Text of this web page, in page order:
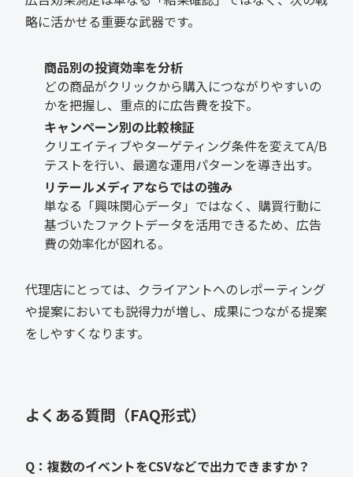
略に活かせる重要な武器です。
商品別の投資効率を分析
どの商品がクリックから購入につながりやすいの
かを把握し、重点的に広告費を投下。
キャンペーン別の比較検証
クリエイティブやターゲティング条件を変えてA/B
テストを行い、最適な運用パターンを導き出す。
リテールメディアならではの強み
単なる「興味関心データ」ではなく、購買行動に
基づいたファクトデータを活用できるため、広告
費の効率化が図れる。
代理店にとっては、クライアントへのレポーティング
や提案においても説得力が増し、成果につながる提案
をしやすくなります。
よくある質問（FAQ形式）
Q：複数のイベントをCSVなどで出力できますか？